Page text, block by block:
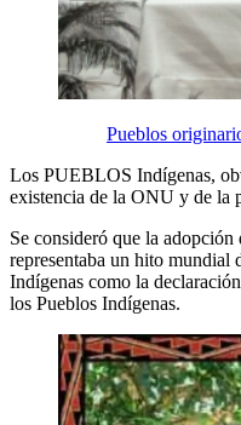
Pueblos
Los PUEBLOS Indígenas,
existencia de la ONU y de la
Se consideró que la
representaba un hito mundial
Indígenas como la
los Pueblos Indígenas.